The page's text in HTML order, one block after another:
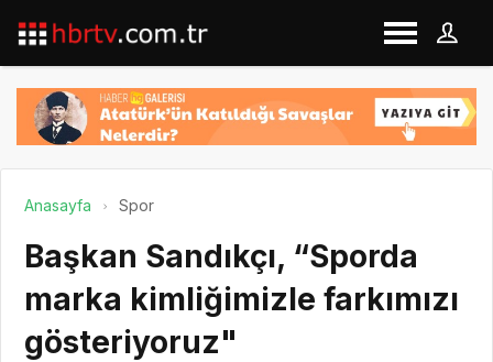
Anasayfa Spor
Başkan Sandıkçı, “Sporda
marka kimliğimizle farkımızı
gösteriyoruz"